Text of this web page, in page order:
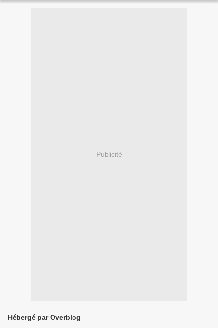
Publicité
Hébergé par Overblog